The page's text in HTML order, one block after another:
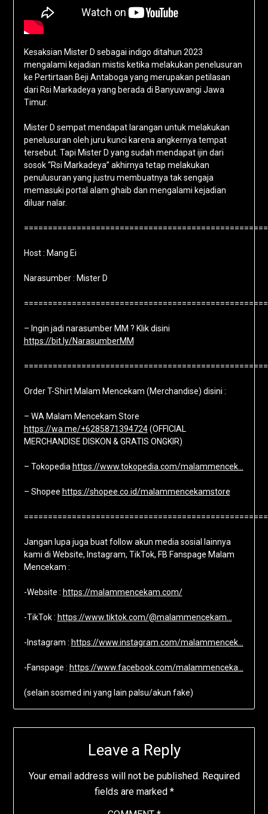
Kesaksian Mister D sebagai indigo ditahun 2023
mengalami kejadian mistis ketika melakukan penelusuran
ke Pertirtaan Beji Antaboga yang merupakan petilasan
dari Rsi Markadeya yang berada di Banyuwangi Jawa
Timur.
Mister D sempat mendapat larangan untuk melakukan
penelusuran oleh juru kunci karena angkernya tempat
tersebut. Tapi Mister D yang sudah mendapat ijin dari
sosok “Rsi Markadeya” akhirnya tetap melakukan
penulusuran yang justru membuatnya tak sengaja
memasuki portal alam ghaib dan mengalami kejadian
diluar nalar.
Host : Mang Ei
Narasumber : Mister D
– Ingin jadi narasumber MM ? Klik disini
https://bit.ly/NarasumberMM
Order T-Shirt Malam Mencekam (Merchandise) disini :
– WA Malam Mencekam Store
https://wa.me/+6285871394724(OFFICIAL
MERCHANDISE DISKON & GRATIS ONGKIR)
– Tokopedia https://www.tokopedia.com/malammencek…
– Shopee https://shopee.co.id/malammencekamstore
Jangan lupa juga buat follow akun media sosial lainnya
kami di Website, Instagram, TikTok, FB Fanspage Malam
Mencekam :
-Website : https://malammencekam.com/
-TikTok : https://www.tiktok.com/@malammencekam…
-Instagram : https://www.instagram.com/malammencek…
-Fanspage : https://www.facebook.com/malammenceka…
(selain sosmed ini yang lain palsu/akun fake)
Leave a Reply
Your email address will not be published. Required
fields are marked *